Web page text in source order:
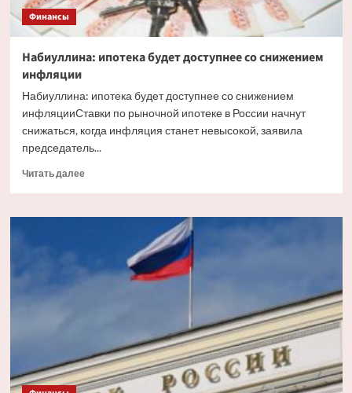
Финансы
Набиуллина: ипотека будет доступнее со снижением
инфляции
Набиуллина: ипотека будет доступнее со снижением
инфляцииСтавки по рыночной ипотеке в России начнут
снижаться, когда инфляция станет невысокой, заявила
председатель...
Читать далееПрочитать
Набиуллина:
доступнее
со